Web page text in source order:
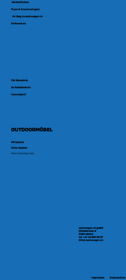
Impressum Datenschutz
Für Standorte
So funktioniert's
Interessiert?
Werbeflächen
Flyer & Druckvorlagen
Ihr Weg zu sunlounger.ch
Referenzen
OUTDOORMÖBEL
Mit System
Ohne System
Flyer, Kataloge usw.
sunlounger.ch gmbh
tüfwisstrasse 8
8185 winkel
tel +41 44 860 66 67
info@sunlounger.ch